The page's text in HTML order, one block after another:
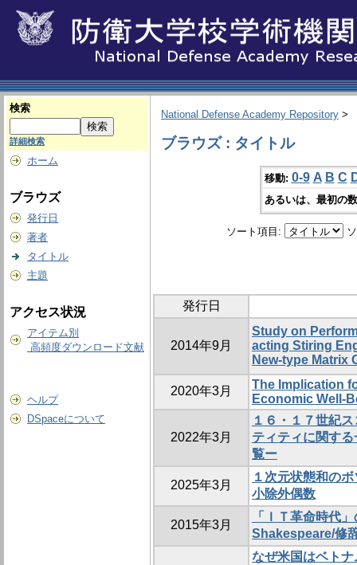
検索
詳細検索
ホーム
ブラウズ
発行日
著者
タイトル
主題
アクセス状況
アイテム別
高頻度ダウンロード文献
ヘルプ
DSpaceについて
National Defense Academy Repository >
ブラウズ : タイトル
移動: 0-9 A B C
あるいは、最初の
ソート項目:
発行日
2014年9月
Study on
acting Stiring
New-type Matrix
2020年3月
The Implication
Economic Well-
2022年3月
１６・１７世紀
ティティに関す
覧ー
2025年3月
１次元状態和の
小除外偶数
2015年3月
「ＩＴ革命時代
Shakespeare/修
なぜ米国はベト